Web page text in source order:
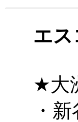
エ
★大
・